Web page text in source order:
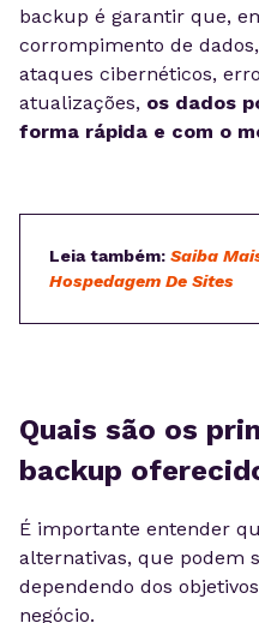
backup é garantir que,
corrompimento de
ataques cibernéticos,
atualizações, os dados
forma rápida e com o
Leia também: Saiba
Hospedagem De Sites
Quais são os
backup
É importante entender
alternativas, que podem
dependendo dos
negócio.